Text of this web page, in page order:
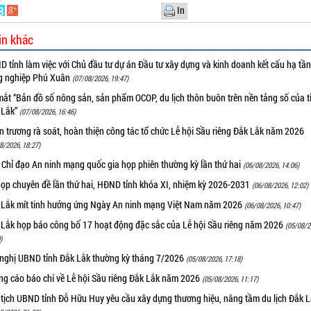
In
khác
tỉnh làm việc với Chủ đầu tư dự án Đầu tư xây dựng và kinh doanh kết cấu hạ
nghiệp Phú Xuân (07/08/2026, 19:47)
“Bản đồ số nông sản, sản phẩm OCOP, du lịch thôn buôn trên nền tảng số của
(07/08/2026, 16:46)
trương rà soát, hoàn thiện công tác tổ chức Lễ hội Sầu riêng Đắk Lắk năm 2026
2026, 18:27)
đạo An ninh mạng quốc gia họp phiên thường kỳ lần thứ hai (06/08/2026, 14:06)
chuyên đề lần thứ hai, HĐND tỉnh khóa XI, nhiệm kỳ 2026-2031 (06/08/2026, 12:02)
mít tinh hưởng ứng Ngày An ninh mạng Việt Nam năm 2026 (06/08/2026, 10:47)
họp báo công bố 17 hoạt động đặc sắc của Lễ hội Sầu riêng năm 2026 (05/08/
UBND tỉnh Đắk Lắk thường kỳ tháng 7/2026 (05/08/2026, 17:18)
cáo báo chí về Lễ hội Sầu riêng Đắk Lắk năm 2026 (05/08/2026, 11:17)
UBND tỉnh Đỗ Hữu Huy yêu cầu xây dựng thương hiệu, nâng tầm du lịch Đắk